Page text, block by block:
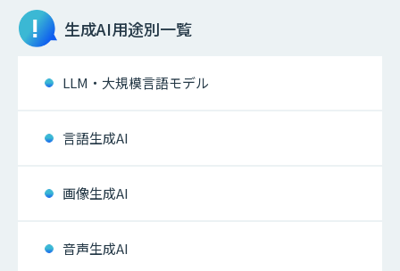
生成AI用途別一覧
LLM・大規模言語モデル
言語生成AI
画像生成AI
音声生成AI